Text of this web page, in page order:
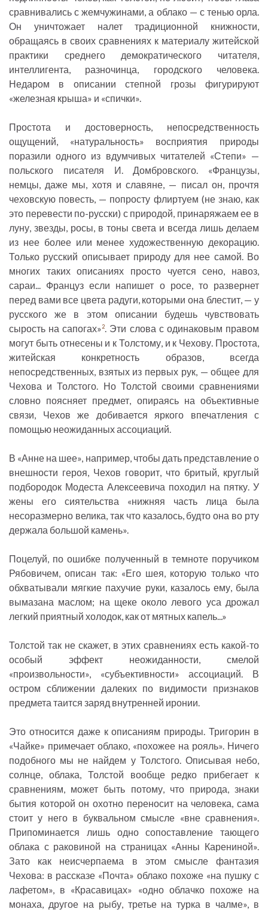
сравнивались с жемчужинами, а облако — с тенью орла.
Он уничтожает налет традиционной книжности,
обращаясь в своих сравнениях к материалу житейской
практики среднего демократического читателя,
интеллигента, разночинца, городского человека.
Недаром в описании степной грозы фигурируют
«железная крыша» и «спички».
Простота и достоверность, непосредственность
ощущений, «натуральность» восприятия природы
поразили одного из вдумчивых читателей «Степи» —
польского писателя И. Домбровского. «Французы,
немцы, даже мы, хотя и славяне, — писал он, прочтя
чеховскую повесть, — попросту флиртуем (не знаю, как
это перевести по-русски) с природой, принаряжаем ее в
луну, звезды, росы, в тоны света и всегда лишь делаем
из нее более или менее художественную декорацию.
Только русский описывает природу для нее самой. Во
многих таких описаниях просто чуется сено, навоз,
сараи... Француз если напишет о росе, то развернет
перед вами все цвета радуги, которыми она блестит, — у
русского же в этом описании будешь чувствовать
сырость на сапогах»2. Эти слова с одинаковым правом
могут быть отнесены и к Толстому, и к Чехову. Простота,
житейская конкретность образов, всегда
непосредственных, взятых из первых рук, — общее для
Чехова и Толстого. Но Толстой своими сравнениями
словно поясняет предмет, опираясь на объективные
связи, Чехов же добивается яркого впечатления с
помощью неожиданных ассоциаций.
В «Анне на шее», например, чтобы дать представление о
внешности героя, Чехов говорит, что бритый, круглый
подбородок Модеста Алексеевича походил на пятку. У
жены его сиятельства «нижняя часть лица была
несоразмерно велика, так что казалось, будто она во рту
держала большой камень».
Поцелуй, по ошибке полученный в темноте поручиком
Рябовичем, описан так: «Его шея, которую только что
обхватывали мягкие пахучие руки, казалось ему, была
вымазана маслом; на щеке около левого уса дрожал
легкий приятный холодок, как от мятных капель...»
Толстой так не скажет, в этих сравнениях есть какой-то
особый эффект неожиданности, смелой
«произвольности», «субъективности» ассоциаций. В
остром сближении далеких по видимости признаков
предмета таится заряд внутренней иронии.
Это относится даже к описаниям природы. Тригорин в
«Чайке» примечает облако, «похожее на рояль». Ничего
подобного мы не найдем у Толстого. Описывая небо,
солнце, облака, Толстой вообще редко прибегает к
сравнениям, может быть потому, что природа, знаки
бытия которой он охотно переносит на человека, сама
стоит у него в буквальном смысле «вне сравнения».
Припоминается лишь одно сопоставление тающего
облака с раковиной на страницах «Анны Карениной».
Зато как неисчерпаема в этом смысле фантазия
Чехова: в рассказе «Почта» облако похоже «на пушку с
лафетом», в «Красавицах» «одно облачко похоже на
монаха, другое на рыбу, третье на турка в чалме», в